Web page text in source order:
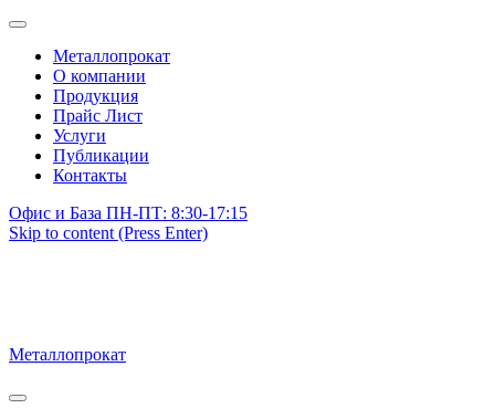
Металлопрокат
О компании
Продукция
Прайс Лист
Услуги
Публикации
Контакты
Офис и База ПН-ПТ: 8:30-17:15
Skip to content (Press Enter)
Металлопрокат